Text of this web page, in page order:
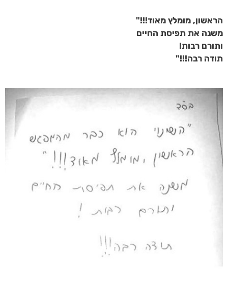
הראשון, מומלץ מאוד!!!"
משנה את תפיסת החיים
ותורם רבות!
תודה רבה!!!"